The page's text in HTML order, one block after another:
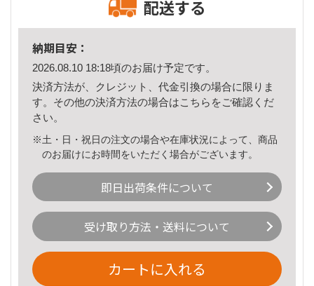
配送する
納期目安：
2026.08.10 18:18頃のお届け予定です。
決済方法が、クレジット、代金引換の場合に限りま
す。その他の決済方法の場合はこちら をご確認くだ
さい。
※土・日・祝日の注文の場合や在庫状況によって、商品
のお届けにお時間をいただく場合がございます。
即日出荷条件について
受け取り方法・送料について
カートに入れる